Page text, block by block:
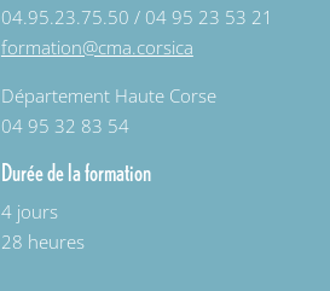
04.95.23.75.50 / 04 95 23 53 21
formation@cma.corsica
Département Haute Corse
04 95 32 83 54
Durée de la formation
4 jours
28 heures